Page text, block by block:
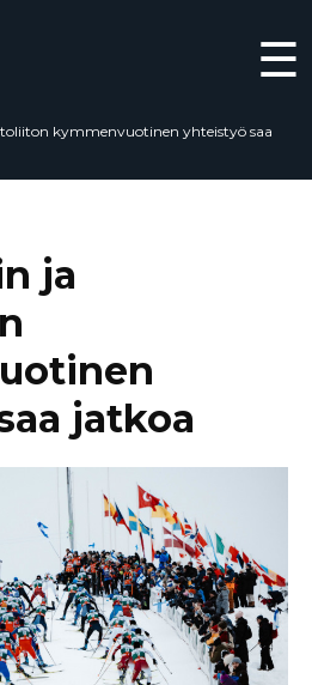
☰
kymmenvuotinen yhteistyö saa
ja
jatkoa